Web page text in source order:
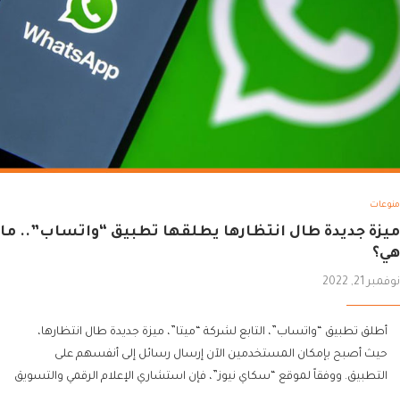
منوعات
ميزة جديدة طال انتظارها يطلقها تطبيق “واتساب”.. ما
هي؟
نوفمبر 21, 2022
أطلق تطبيق “واتساب”، التابع لشركة “ميتا”، ميزة جديدة طال انتظارها،
حيث أصبح بإمكان المستخدمين الآن إرسال رسائل إلى أنفسهم على
التطبيق. ووفقاً لموقع “سكاي نيوز”، فإن استشاري الإعلام الرقمي والتسويق